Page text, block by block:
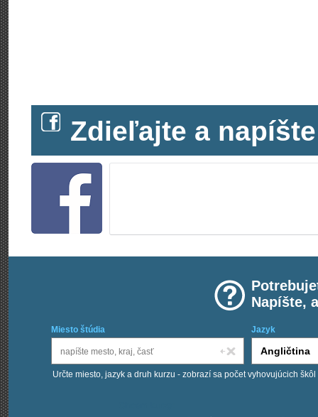
Zdieľajte a
Napíšte,
Miesto štúdia Jazyk
Určte miesto, jazyk a druh kurzu - zobrazí sa počet vyhovujúcich škôl